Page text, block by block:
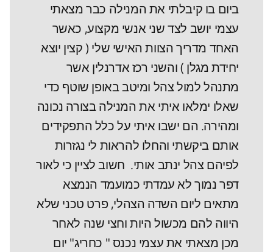
ביום בו קיבלתי את המנילה כבר מצאתי
עצמי יושב לצד שני אנשי מקצוע, כאשר
האחד מדריך הצוות האישי שלי ( קצין יוצא
יחידת מגלן ) והשני רכז אדרנלין אשר
מתנהל למול צהל ומיטב באופן שוטף כדי
שאלו ימלאו איתי את המנילה בצורה נכונה
ומהירה. הם ישבו איתי על כלל התפקידים
אותם ביקשתי והחלו להראות לי נגזרות
לפיהם צהל ינתב אותי. חשוב לציין כי לאור
דפר נמוך לא עמדתי כמועמד הנמצא
מתאים ליום השדה הצהלי, פרט טכני שלא
היווה להם מכשול היות וחצי שנה לאחר
מכן מצאתי את עצמי נכנס " כחריג" יום